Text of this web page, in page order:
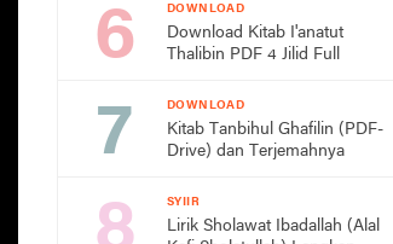
DOWNLOAD
Download Kitab I'anatut
Thalibin PDF 4 Jilid Full
DOWNLOAD
Kitab Tanbihul Ghafilin (PDF-
Drive) dan Terjemahnya
SYIIR
Lirik Sholawat Ibadallah (Alal